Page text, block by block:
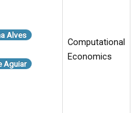
Alves
Aguiar
Computational
Economics